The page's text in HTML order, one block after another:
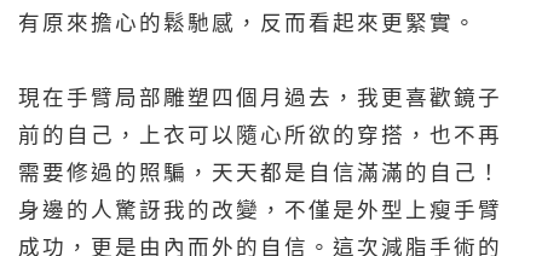
有原來擔心的鬆馳感，反而看起來更緊實。
現在手臂局部雕塑四個月過去，我更喜歡鏡子
前的自己，上衣可以隨心所欲的穿搭，也不再
需要修過的照騙，天天都是自信滿滿的自己！
身邊的人驚訝我的改變，不僅是外型上瘦手臂
成功，更是由內而外的自信。這次減脂手術的